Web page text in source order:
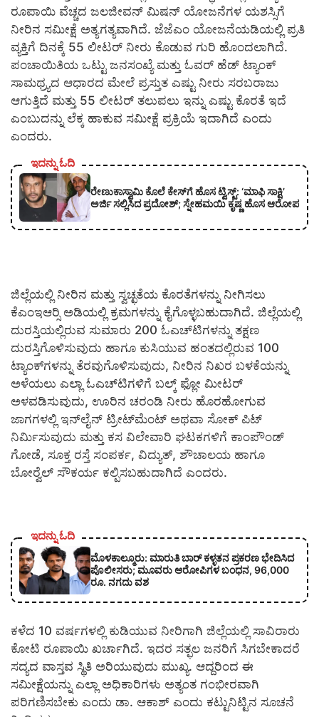
ರೂಪಾಯಿ ವೆಚ್ಚದ ಜಲಜೀವನ್ ಮಿಷನ್ ಯೋಜನೆಗಳ ಯಶಸ್ಸಿಗೆ
ನೀರಿನ ಸಮೀಕ್ಷೆ ಅತ್ಯಗತ್ಯವಾಗಿದೆ. ಜೆಜೆಎಂ ಯೋಜನೆಯಡಿಯಲ್ಲಿ ಪ್ರತಿ
ವ್ಯಕ್ತಿಗೆ ದಿನಕ್ಕೆ 55 ಲೀಟರ್ ನೀರು ಕೊಡುವ ಗುರಿ ಹೊಂದಲಾಗಿದೆ.
ಪಂಚಾಯಿತಿಯ ಒಟ್ಟು ಜನಸಂಖ್ಯೆ ಮತ್ತು ಓವರ್ ಹೆಡ್ ಟ್ಯಾಂಕ್
ಸಾಮಥ್ರ್ಯದ ಆಧಾರದ ಮೇಲೆ ಪ್ರಸ್ತುತ ಎಷ್ಟು ನೀರು ಸರಬರಾಜು
ಆಗುತ್ತಿದೆ ಮತ್ತು 55 ಲೀಟರ್ ತಲುಪಲು ಇನ್ನು ಎಷ್ಟು ಕೊರತೆ ಇದೆ
ಎಂಬುದನ್ನು ಲೆಕ್ಕ ಹಾಕುವ ಸಮೀಕ್ಷೆ ಪ್ರಕ್ರಿಯೆ ಇದಾಗಿದೆ ಎಂದು
ಎಂದರು.
ಇದನ್ನು ಓದಿ
ರೇಣುಕಾಸ್ವಾಮಿ ಕೊಲೆ ಕೇಸ್‌ಗೆ ಹೊಸ ಟ್ವಿಸ್ಟ್: ‘ಮಾಫಿ ಸಾಕ್ಷಿ’
ಅರ್ಜಿ ಸಲ್ಲಿಸಿದ ಪ್ರದೋಶ್; ಸ್ನೇಹಮಯಿ ಕೃಷ್ಣ ಹೊಸ ಆರೋಪ
ಜಿಲ್ಲೆಯಲ್ಲಿ ನೀರಿನ ಮತ್ತು ಸ್ವಚ್ಛತೆಯ ಕೊರತೆಗಳನ್ನು ನೀಗಿಸಲು
ಕೆಎಂಇಆರ್‍ಸಿ ಅಡಿಯಲ್ಲಿ ಕ್ರಮಗಳನ್ನು ಕೈಗೊಳ್ಳಬಹುದಾಗಿದೆ. ಜಿಲ್ಲೆಯಲ್ಲಿ
ದುರಸ್ತಿಯಲ್ಲಿರುವ ಸುಮಾರು 200 ಓಎಚ್‍ಟಿಗಳನ್ನು ತಕ್ಷಣ
ದುರಸ್ತಿಗೊಳಿಸುವುದು ಹಾಗೂ ಕುಸಿಯುವ ಹಂತದಲ್ಲಿರುವ 100
ಟ್ಯಾಂಕ್‍ಗಳನ್ನು ತೆರವುಗೊಳಿಸುವುದು, ನೀರಿನ ನಿಖರ ಬಳಕೆಯನ್ನು
ಅಳೆಯಲು ಎಲ್ಲಾ ಓಎಚ್‍ಟಿಗಳಿಗೆ ಬಲ್ಕ್ ಫ್ಲೋ ಮೀಟರ್
ಅಳವಡಿಸುವುದು, ಊರಿನ ಚರಂಡಿ ನೀರು ಹೊರಹೋಗುವ
ಜಾಗಗಳಲ್ಲಿ ಇನ್‍ಲೈನ್ ಟ್ರೀಟ್‍ಮೆಂಟ್ ಅಥವಾ ಸೋಕ್ ಪಿಟ್
ನಿರ್ಮಿಸುವುದು ಮತ್ತು ಕಸ ವಿಲೇವಾರಿ ಘಟಕಗಳಿಗೆ ಕಾಂಪೌಂಡ್
ಗೋಡೆ, ಸೂಕ್ತ ರಸ್ತೆ ಸಂಪರ್ಕ, ವಿದ್ಯುತ್, ಶೌಚಾಲಯ ಹಾಗೂ
ಬೋರ್‍ವೆಲ್ ಸೌಕರ್ಯ ಕಲ್ಪಿಸಬಹುದಾಗಿದೆ ಎಂದರು.
ಇದನ್ನು ಓದಿ
ಮೊಳಕಾಲ್ಮೂರು: ಮಾರುತಿ ಬಾರ್ ಕಳ್ಳತನ ಪ್ರಕರಣ ಭೇದಿಸಿದ
ಪೊಲೀಸರು; ಮೂವರು ಆರೋಪಿಗಳ ಬಂಧನ, 96,000
ರೂ. ನಗದು ವಶ
ಕಳೆದ 10 ವರ್ಷಗಳಲ್ಲಿ ಕುಡಿಯುವ ನೀರಿಗಾಗಿ ಜಿಲ್ಲೆಯಲ್ಲಿ ಸಾವಿರಾರು
ಕೋಟಿ ರೂಪಾಯಿ ಖರ್ಚಾಗಿದೆ. ಇದರ ಸತ್ಫಲ ಜನರಿಗೆ ಸಿಗಬೇಕಾದರೆ
ಸದ್ಯದ ವಾಸ್ತವ ಸ್ಥಿತಿ ಅರಿಯುವುದು ಮುಖ್ಯ. ಆದ್ದರಿಂದ ಈ
ಸಮೀಕ್ಷೆಯನ್ನು ಎಲ್ಲಾ ಅಧಿಕಾರಿಗಳು ಅತ್ಯಂತ ಗಂಭೀರವಾಗಿ
ಪರಿಗಣಿಸಬೇಕು ಎಂದು ಡಾ. ಆಕಾಶ್ ಎಂದು ಕಟ್ಟುನಿಟ್ಟಿನ ಸೂಚನೆ